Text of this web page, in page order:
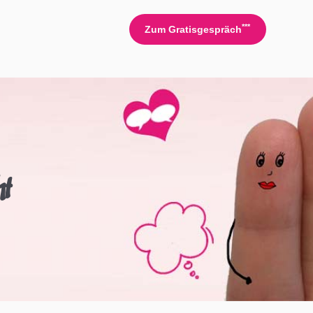
Zum Gratisgespräch***